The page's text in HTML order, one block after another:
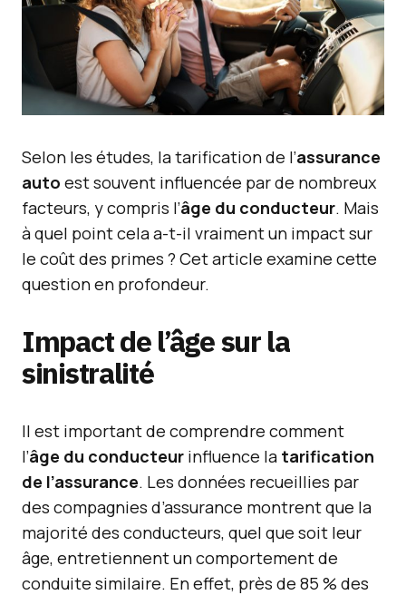
Selon les études, la tarification de l’assurance
auto est souvent influencée par de nombreux
facteurs, y compris l’âge du conducteur. Mais
à quel point cela a-t-il vraiment un impact sur
le coût des primes ? Cet article examine cette
question en profondeur.
Impact de l’âge sur la
sinistralité
Il est important de comprendre comment
l’âge du conducteur influence la tarification
de l’assurance. Les données recueillies par
des compagnies d’assurance montrent que la
majorité des conducteurs, quel que soit leur
âge, entretiennent un comportement de
conduite similaire. En effet, près de 85 % des